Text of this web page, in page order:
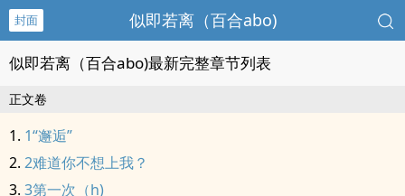
封面 似即若离（百合abo)
似即若离（百合abo)最新完整章节列表
正文卷
1“邂逅”
2难道你不想上我？
3第一次（h)